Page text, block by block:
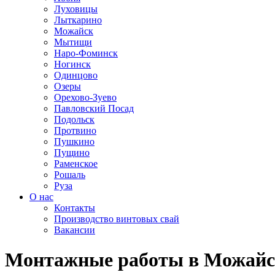
Луховицы
Лыткарино
Можайск
Мытищи
Наро-Фоминск
Ногинск
Одинцово
Озеры
Орехово-Зуево
Павловский Посад
Подольск
Протвино
Пушкино
Пущино
Раменское
Рошаль
Руза
О нас
Контакты
Производство винтовых свай
Вакансии
Монтажные работы в